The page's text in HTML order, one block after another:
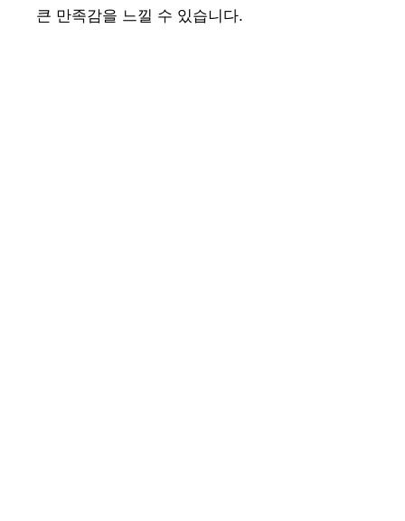
큰 만족감을 느낄 수 있습니다.